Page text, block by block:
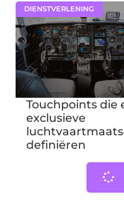
DIENSTVERLENING
Touchpoints die
exclusieve
definiëren